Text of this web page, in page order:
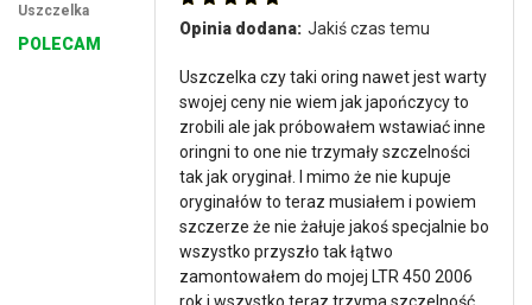
Uszczelka
POLECAM
Oceniono
na 5
Opinia dodana: Jakiś czas temu
Uszczelka czy taki oring nawet jest warty
swojej ceny nie wiem jak japończycy to
zrobili ale jak próbowałem wstawiać inne
oringni to one nie trzymały szczelności
tak jak oryginał. I mimo że nie kupuje
oryginałów to teraz musiałem i powiem
szczerze że nie żałuje jakoś specjalnie bo
wszystko przyszło tak łątwo
zamontowałem do mojej LTR 450 2006
rok i wszystko teraz trzyma szczelność.